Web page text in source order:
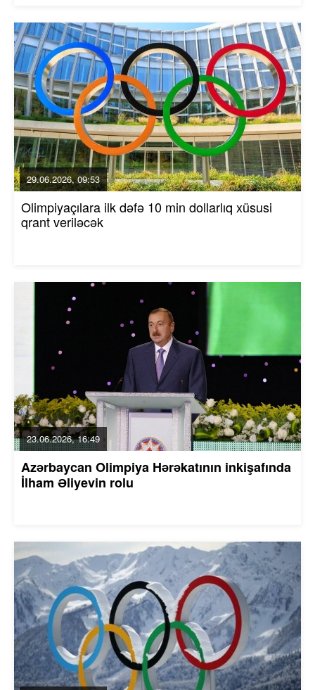
29.06.2026, 09:53
Olimpiyaçılara ilk dəfə 10 min dollarlıq xüsusi
qrant veriləcək
23.06.2026, 16:49
Azərbaycan Olimpiya Hərəkatının inkişafında
İlham Əliyevin rolu